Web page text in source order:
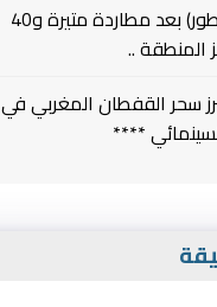
سقوط (الإمبراطور) بعد مطاردة متيرة و40
المنطقة ..
سحر القفطان المغربي في
****